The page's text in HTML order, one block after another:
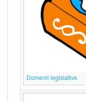
Domenii legislative